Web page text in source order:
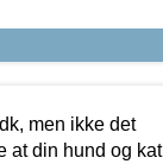
men ikke det
at din hund og kat